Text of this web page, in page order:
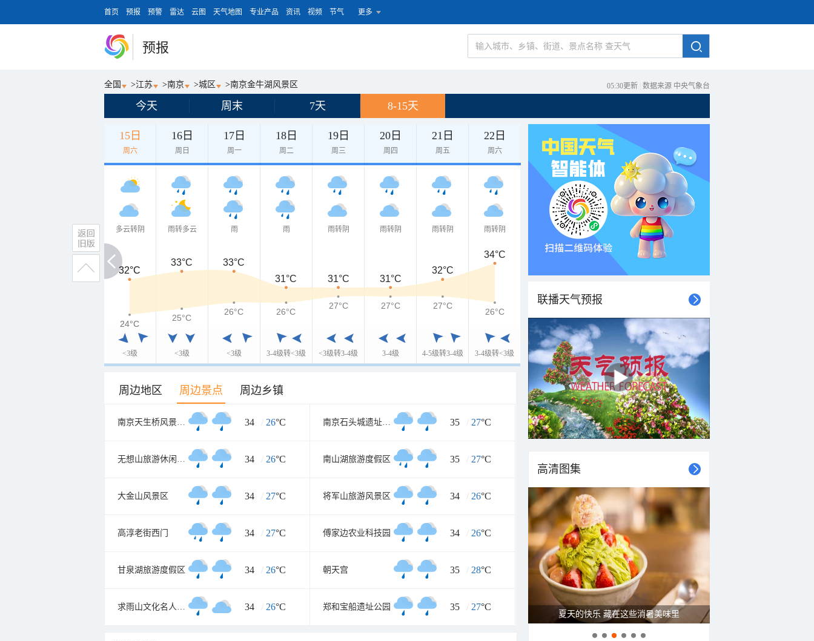
首页 预报 预警 雷达 云图 天气地图 专业产品 资讯 视频 节气 更多
预报
全国 >江苏 >南京 >城区 >南京金牛湖风景区 05:30更新 数据来源 中央气象台
今天 周末 7天 8-15天
15日
周六
16日
周日
17日
周一
18日
周二
19日
周三
20日
周四
21日
周五
22日
周六
多云转阴
<3级
雨转多云
<3级
雨
<3级
雨
3-4级转<3级
雨转阴
<3级转3-4级
雨转阴
3-4级
雨转阴
4-5级转3-4级
雨转阴
3-4级转<3级
32°C
32°C
33°C 33°C
31°C 31°C 31°C
32°C
34°C
24°C
24°C
25°C
26°C 26°C
27°C 27°C 27°C
26°C
周边地区 周边景点 周边乡镇
南京天生桥风景名胜区 34 / 26°C 南京石头城遗址公园 35 / 27°C
无想山旅游休闲度假区 34 / 26°C 南山湖旅游度假区 35 / 27°C
大金山风景区 34 / 27°C 将军山旅游风景区 34 / 26°C
高淳老街西门 34 / 27°C 傅家边农业科技园 34 / 26°C
甘泉湖旅游度假区 34 / 26°C 朝天宫 35 / 28°C
求雨山文化名人纪念馆 34 / 26°C 郑和宝船遗址公园 35 / 27°C
联播天气预报
高清图集
夏天的快乐 藏在这些消暑美味里